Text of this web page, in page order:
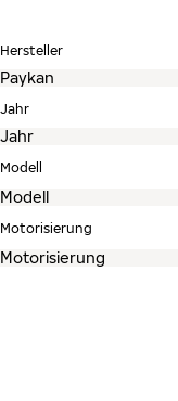
Hersteller
Jahr
Modell
Motorisierung